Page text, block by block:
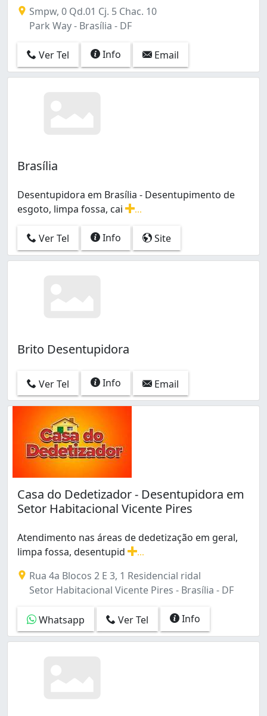
Smpw, 0 Qd.01 Cj. 5 Chac. 10
Park Way - Brasília - DF
Ver Tel Info Email
Brasília
Desentupidora em Brasília - Desentupimento de
esgoto, limpa fossa, cai
Ver Tel
Info Site
Brito Desentupidora
Ver Tel Info Email
Casa do Dedetizador - Desentupidora em
Setor Habitacional Vicente Pires
Atendimento nas áreas de dedetização em geral,
limpa fossa, desentupid
Rua 4a Blocos 2 E 3, 1 Residencial ridal
Setor Habitacional Vicente Pires - Brasília - DF
Whatsapp Ver Tel Info